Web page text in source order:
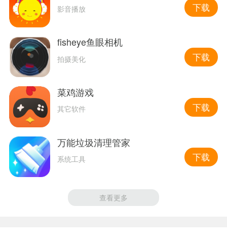
影音播放 下载
fisheye鱼眼相机
拍摄美化 下载
菜鸡游戏
其它软件 下载
万能垃圾清理管家
系统工具 下载
查看更多